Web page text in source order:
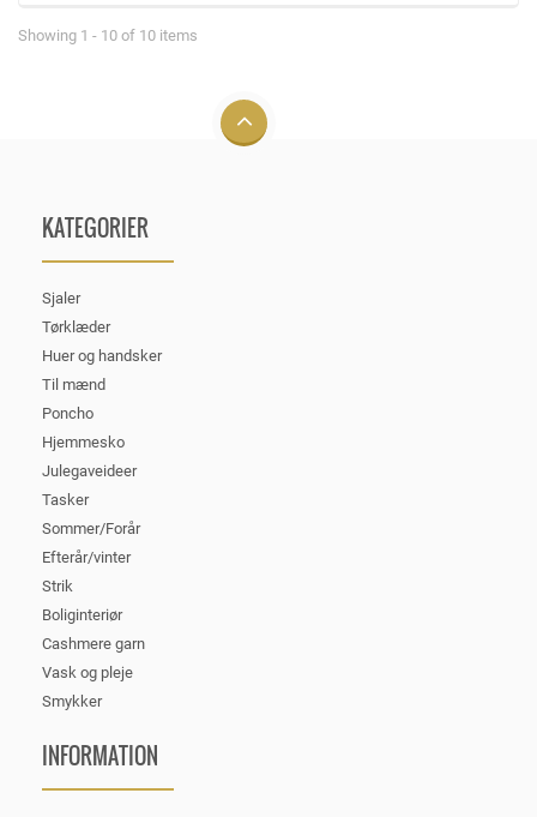
Showing 1 - 10 of 10 items
KATEGORIER
Sjaler
Tørklæder
Huer og handsker
Til mænd
Poncho
Hjemmesko
Julegaveideer
Tasker
Sommer/Forår
Efterår/vinter
Strik
Boliginteriør
Cashmere garn
Vask og pleje
Smykker
INFORMATION